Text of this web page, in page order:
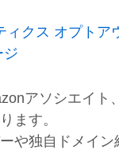
ィクス オプトア
ジ
アソシエイト
ます。
や独自ドメイ